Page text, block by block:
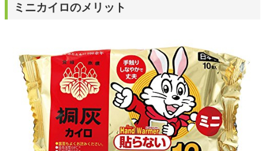
ミニカイロのメリット